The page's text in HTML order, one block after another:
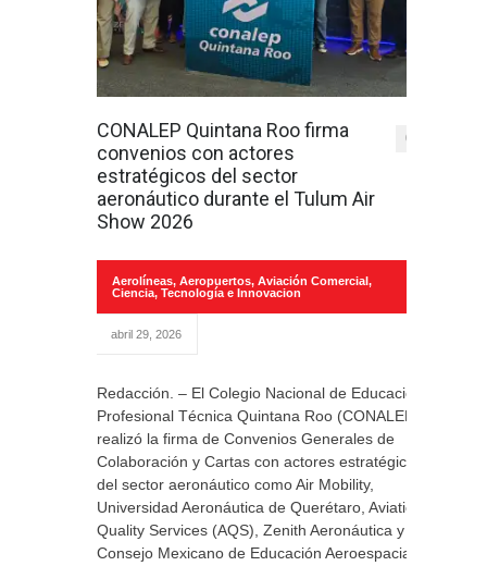
CONALEP Quintana Roo firma
convenios con actores
estratégicos del sector
aeronáutico durante el Tulum Air
Show 2026
0
Aerolíneas, Aeropuertos, Aviación Comercial,
Ciencia, Tecnología e Innovacion
abril 29, 2026
Redacción. – El Colegio Nacional de Educación
Profesional Técnica Quintana Roo (CONALEP)
realizó la firma de Convenios Generales de
Colaboración y Cartas con actores estratégicos
del sector aeronáutico como Air Mobility,
Universidad Aeronáutica de Querétaro, Aviation
Quality Services (AQS), Zenith Aeronáutica y el
Consejo Mexicano de Educación Aeroespacial